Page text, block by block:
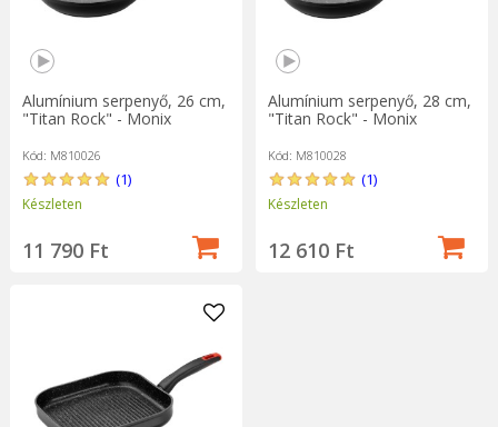
Alumínium serpenyő, 26 cm,
"Titan Rock" - Monix
Kód: M810026
(1)
Készleten
11 790 Ft
Alumínium serpenyő, 28 cm,
"Titan Rock" - Monix
Kód: M810028
(1)
Készleten
12 610 Ft